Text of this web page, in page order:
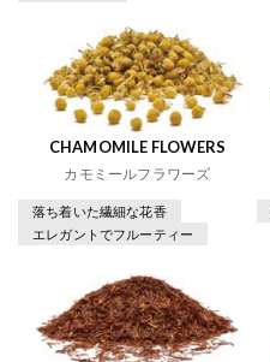
CHAMOMILE FLOWERS
カモミールフラワーズ
落ち着いた繊細な花香
エレガントでフルーティー